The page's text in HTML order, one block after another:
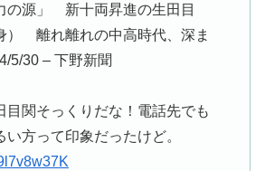
の源」 新十両昇進の生田目
） 離れ離れの中高時代、深ま
5/30 – 下野新聞
目関そっくりだな！電話先でも
い方って印象だったけど。